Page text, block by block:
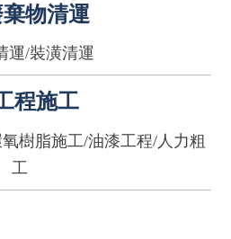
物清運
運/裝潢清運
程施工
樹脂施工/油漆工程/人力粗
工